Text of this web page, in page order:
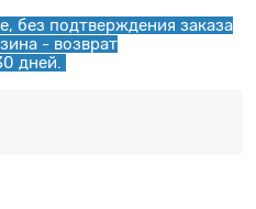
без подтверждения заказа
- возврат
дней.